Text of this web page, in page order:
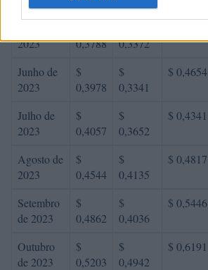
2023
0,3788
0,3372
Junho de
2023
$
0,3978
$
0,3341
$ 0,4654
Julho de
2023
$
0,4057
$
0,3652
$ 0,4341
Agosto de
2023
$
0,4544
$
0,4135
$ 0,4817
Setembro
de 2023
$
0,4862
$
0,4036
$ 0,5446
Outubro
de 2023
$
0,5203
$
0,4942
$ 0,6191